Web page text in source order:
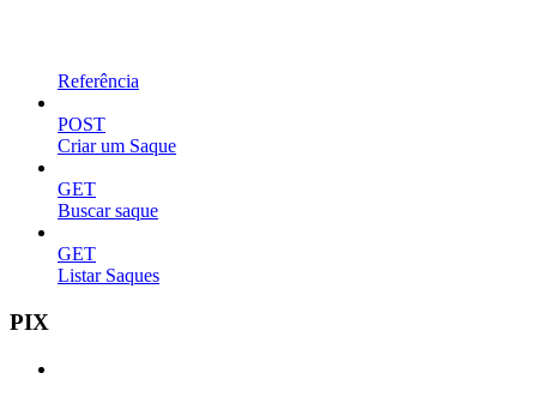
Referência
POST
Criar um Saque
GET
Buscar saque
GET
Listar Saques
PIX